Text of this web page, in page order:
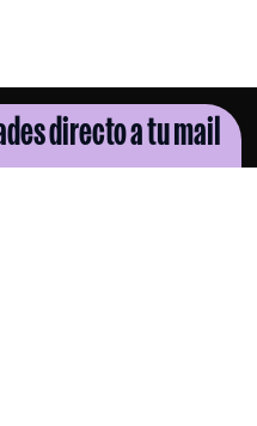
directo a tu mail